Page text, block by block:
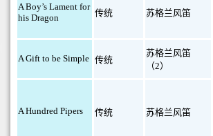
A Boy’s Lament for
his Dragon
传统 苏格兰风笛
A Gift to be Simple 传统
苏格兰风笛
（2）
A Hundred Pipers 传统 苏格兰风笛